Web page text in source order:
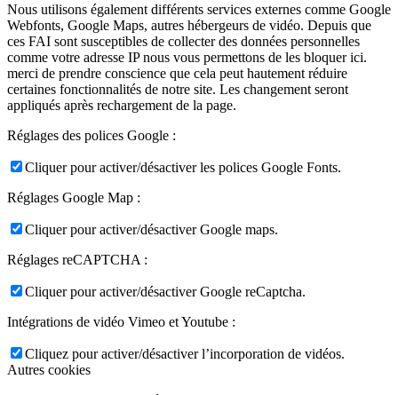
Nous utilisons également différents services externes comme Google
Webfonts, Google Maps, autres hébergeurs de vidéo. Depuis que
ces FAI sont susceptibles de collecter des données personnelles
comme votre adresse IP nous vous permettons de les bloquer ici.
merci de prendre conscience que cela peut hautement réduire
certaines fonctionnalités de notre site. Les changement seront
appliqués après rechargement de la page.
Réglages des polices Google :
Cliquer pour activer/désactiver les polices Google Fonts.
Réglages Google Map :
Cliquer pour activer/désactiver Google maps.
Réglages reCAPTCHA :
Cliquer pour activer/désactiver Google reCaptcha.
Intégrations de vidéo Vimeo et Youtube :
Cliquez pour activer/désactiver l’incorporation de vidéos.
Autres cookies